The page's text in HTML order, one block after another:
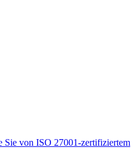
Sie von ISO 27001-zertifiziertem